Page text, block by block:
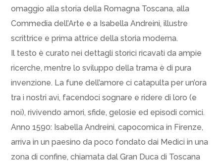
omaggio alla storia della Romagna Toscana, alla
Commedia dell’Arte e a Isabella Andreini, illustre
scrittrice e prima attrice della storia moderna.
Il testo è curato nei dettagli storici ricavati da ampie
ricerche, mentre lo sviluppo della trama è di pura
invenzione. La fune dell’amore ci catapulta per un’ora
tra i nostri avi, facendoci sognare e ridere di loro (e
noi), rivivendo amori, sfide, gelosie ed episodi comici.
Anno 1590: Isabella Andreini, capocomica in Firenze,
arriva in un paesino da poco fondato dai Medici in una
zona di confine, chiamata dal Gran Duca di Toscana